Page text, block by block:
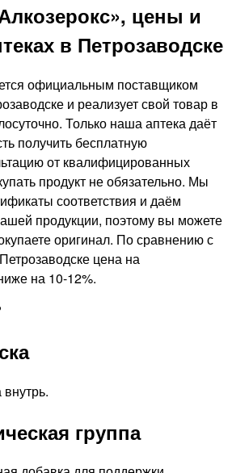
цены и
в Петрозаводске
официальным поставщиком
и реализует свой товар в
Только наша аптека даёт
получить бесплатную
от квалифицированных
продукт не обязательно. Мы
соответствия и даём
продукции, поэтому вы можете
оригинал. По сравнению с
цена на
на 10-12%.
группа